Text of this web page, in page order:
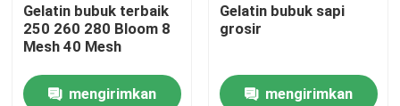
Bubuk Gelatin Food Grade
Gelatin bubuk terbaik
250 260 280 Bloom 8
Mesh 40 Mesh
mengirimkan
Gelatin bubuk sapi
grosir
mengirimkan